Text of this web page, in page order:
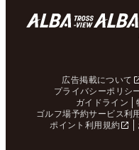
広告掲載について
プライバシーポリシ
ガイドライン
ゴルフ場予約サービス利
ポイント利用規約